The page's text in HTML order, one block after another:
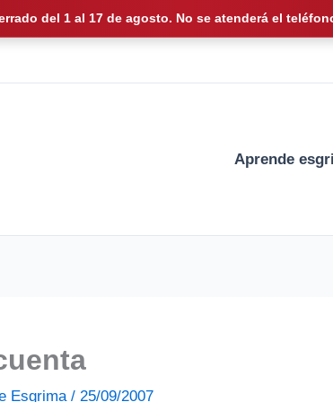
del 1 al 17 de agosto. No se atenderá el
Aprende
Esgrima / 25/09/2007